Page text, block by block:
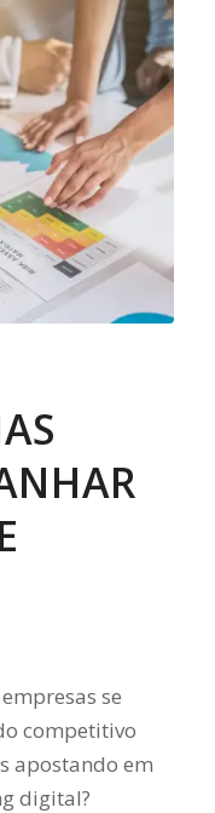
se
competitivo
apostando em
digital?